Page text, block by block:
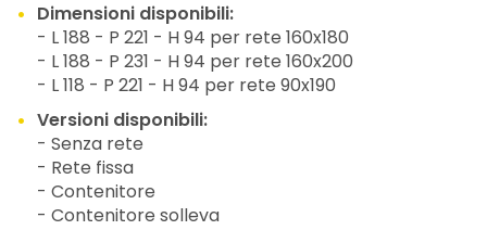
Dimensioni disponibili:
- L 188 - P 221 - H 94 per rete 160x180
- L 188 - P 231 - H 94 per rete 160x200
- L 118 - P 221 - H 94 per rete 90x190
Versioni disponibili:
- Senza rete
- Rete fissa
- Contenitore
- Contenitore solleva